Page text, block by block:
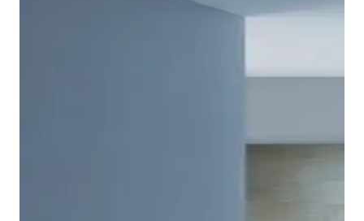
incassato, su richiesta anche con basamento. La